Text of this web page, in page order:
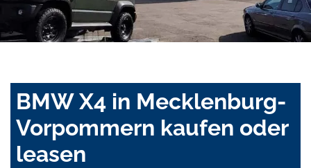
BMW X4 in Mecklenburg-
Vorpommern kaufen oder
leasen